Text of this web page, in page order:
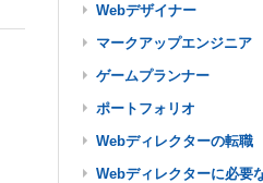
Webデザイナー
マークアップエンジニア
ゲームプランナー
ポートフォリオ
Webディレクターの転職
Webディレクターに必要